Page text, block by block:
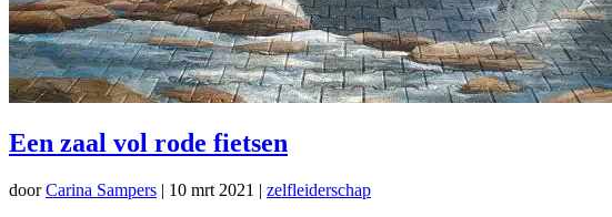
Een zaal vol rode fietsen
doorCarina Sampers | 10 mrt 2021 | zelfleiderschap